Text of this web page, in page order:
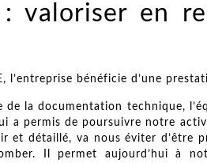
: valoriser en
l’entreprise bénéficie d’une
de la documentation technique,
a permis de poursuivre notre
et détaillé, va nous éviter d’être
Il permet aujourd’hui à